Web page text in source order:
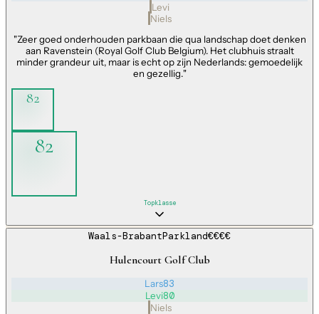
Levi
Niels
"Zeer goed onderhouden parkbaan die qua landschap doet denken
aan Ravenstein (Royal Golf Club Belgium). Het clubhuis straalt
minder grandeur uit, maar is echt op zijn Nederlands: gemoedelijk
en gezellig."
82
82
Topklasse
Waals-BrabantParkland€€€€
Hulencourt Golf Club
Lars83
Levi80
Niels